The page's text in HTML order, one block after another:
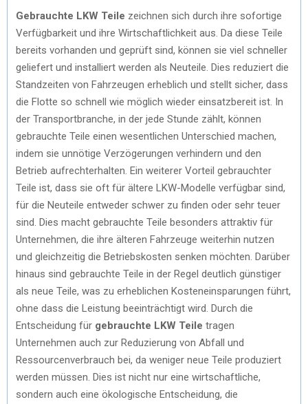
Gebrauchte LKW Teile zeichnen sich durch ihre sofortige
Verfügbarkeit und ihre Wirtschaftlichkeit aus. Da diese Teile
bereits vorhanden und geprüft sind, können sie viel schneller
geliefert und installiert werden als Neuteile. Dies reduziert die
Standzeiten von Fahrzeugen erheblich und stellt sicher, dass
die Flotte so schnell wie möglich wieder einsatzbereit ist. In
der Transportbranche, in der jede Stunde zählt, können
gebrauchte Teile einen wesentlichen Unterschied machen,
indem sie unnötige Verzögerungen verhindern und den
Betrieb aufrechterhalten. Ein weiterer Vorteil gebrauchter
Teile ist, dass sie oft für ältere LKW-Modelle verfügbar sind,
für die Neuteile entweder schwer zu finden oder sehr teuer
sind. Dies macht gebrauchte Teile besonders attraktiv für
Unternehmen, die ihre älteren Fahrzeuge weiterhin nutzen
und gleichzeitig die Betriebskosten senken möchten. Darüber
hinaus sind gebrauchte Teile in der Regel deutlich günstiger
als neue Teile, was zu erheblichen Kosteneinsparungen führt,
ohne dass die Leistung beeinträchtigt wird. Durch die
Entscheidung für gebrauchte LKW Teile tragen
Unternehmen auch zur Reduzierung von Abfall und
Ressourcenverbrauch bei, da weniger neue Teile produziert
werden müssen. Dies ist nicht nur eine wirtschaftliche,
sondern auch eine ökologische Entscheidung, die